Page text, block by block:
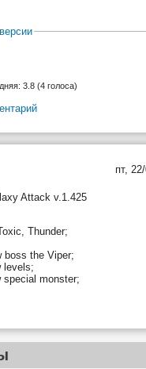
3.8 (4 голоса)
пт,
Attack v.1.425
Thunder;
boss the Viper;
levels;
special monster;